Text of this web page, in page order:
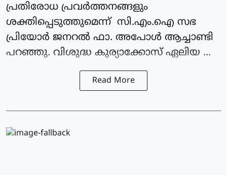
പ്രതിരോധ പ്രവർത്തനങ്ങളും
ശക്തിപ്പെടുത്തുമെന്ന് സി.എം.ഐ സഭ
പ്രിയോർ ജനറൽ ഫാ. അപോൾ ആച്ചാണ്ടി
പറഞ്ഞു. വിശുദ്ധ കുര്യാക്കോസ് ഏലിയ ...
Read More